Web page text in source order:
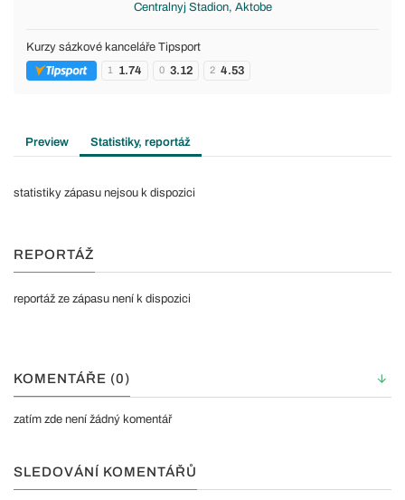
Centralnyj Stadion, Aktobe
Kurzy sázkové kanceláře Tipsport
1 1.74 0 3.12 2 4.53
Preview Statistiky, reportáž
statistiky zápasu nejsou k dispozici
REPORTÁŽ
reportáž ze zápasu není k dispozici
KOMENTÁŘE (0)
zatím zde není žádný komentář
SLEDOVÁNÍ KOMENTÁŘŮ